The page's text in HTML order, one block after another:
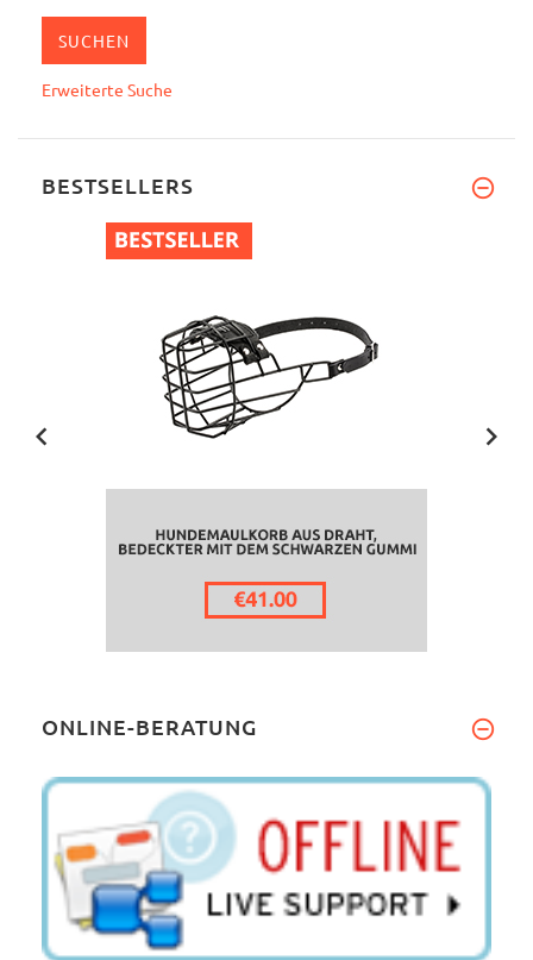
Erweiterte Suche
BESTSELLERS
ONLINE-BERATUNG